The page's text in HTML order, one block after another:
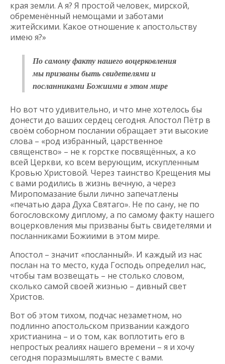
края земли. А я? Я простой человек, мирской,
обременённый немощами и заботами
житейскими. Какое отношение к апостольству
имею я?»
По самому факту нашего воцерковления
мы призваны быть свидетелями и
посланниками Божиими в этом мире
Но вот что удивительно, и что мне хотелось бы
донести до ваших сердец сегодня. Апостол Пётр в
своём соборном послании обращает эти высокие
слова – «род избранный, царственное
священство» – не к горстке посвящённых, а ко
всей Церкви, ко всем верующим, искупленным
Кровью Христовой. Через таинство Крещения мы
с вами родились в жизнь вечную, а через
Миропомазание были лично запечатлены
«печатью дара Духа Святаго». Не по сану, не по
богословскому диплому, а по самому факту нашего
воцерковления мы призваны быть свидетелями и
посланниками Божиими в этом мире.
Апостол – значит «посланный». И каждый из нас
послан на то место, куда Господь определил нас,
чтобы там возвещать – не столько словом,
сколько самой своей жизнью – дивный свет
Христов.
Вот об этом тихом, подчас незаметном, но
подлинно апостольском призвании каждого
христианина – и о том, как воплотить его в
непростых реалиях нашего времени – я и хочу
сегодня поразмышлять вместе с вами.